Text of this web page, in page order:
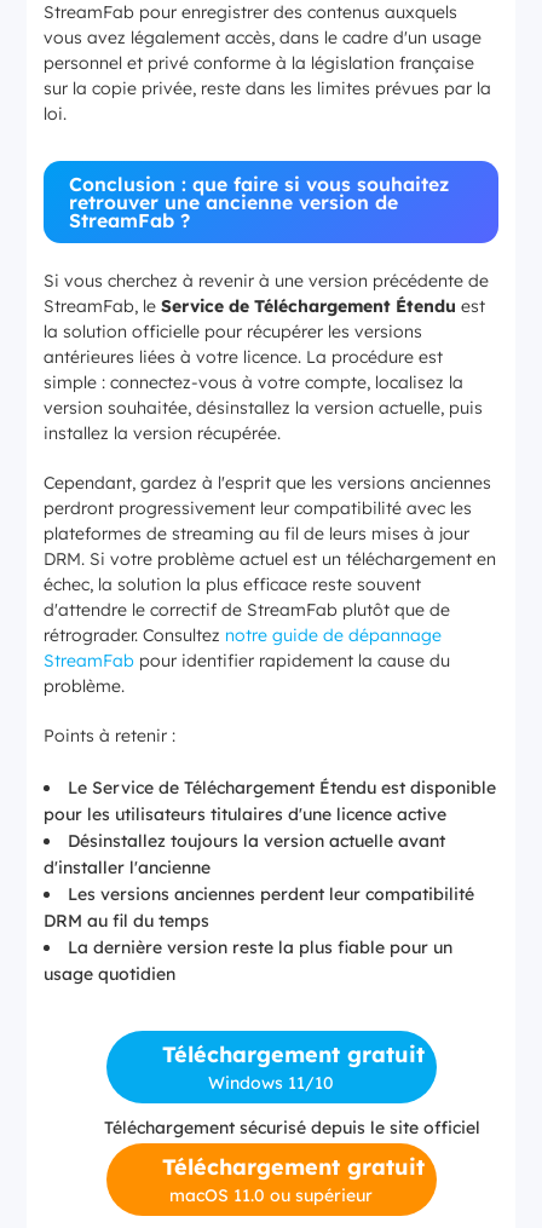
StreamFab pour enregistrer des contenus auxquels
vous avez légalement accès, dans le cadre d'un usage
personnel et privé conforme à la législation française
sur la copie privée, reste dans les limites prévues par la
loi.
Conclusion : que faire si vous souhaitez
retrouver une ancienne version de
StreamFab ?
Si vous cherchez à revenir à une version précédente de
StreamFab, leService de Téléchargement Étendu est
la solution officielle pour récupérer les versions
antérieures liées à votre licence. La procédure est
simple : connectez-vous à votre compte, localisez la
version souhaitée, désinstallez la version actuelle, puis
installez la version récupérée.
Cependant, gardez à l'esprit que les versions anciennes
perdront progressivement leur compatibilité avec les
plateformes de streaming au fil de leurs mises à jour
DRM. Si votre problème actuel est un téléchargement en
échec, la solution la plus efficace reste souvent
d'attendre le correctif de StreamFab plutôt que de
rétrograder. Consultez notre guide de dépannage
StreamFab pour identifier rapidement la cause du
problème.
Points à retenir :
Le Service de Téléchargement Étendu est disponible
pour les utilisateurs titulaires d'une licence active
Désinstallez toujours la version actuelle avant
d'installer l'ancienne
Les versions anciennes perdent leur compatibilité
DRM au fil du temps
La dernière version reste la plus fiable pour un
usage quotidien
Téléchargement gratuit
Windows 11/10
Téléchargement sécurisé depuis le site officiel
Téléchargement gratuit
macOS 11.0 ou supérieur